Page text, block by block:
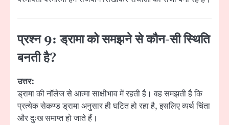
प्रश्न 9: ड्रामा को समझने से कौन-सी स्थिति
बनती है?
उत्तर:
ड्रामा की नॉलेज से आत्मा साक्षीभाव में रहती है। वह समझती है कि
प्रत्येक सेकण्ड ड्रामा अनुसार ही घटित हो रहा है, इसलिए व्यर्थ चिंता
और दुःख समाप्त हो जाते हैं।